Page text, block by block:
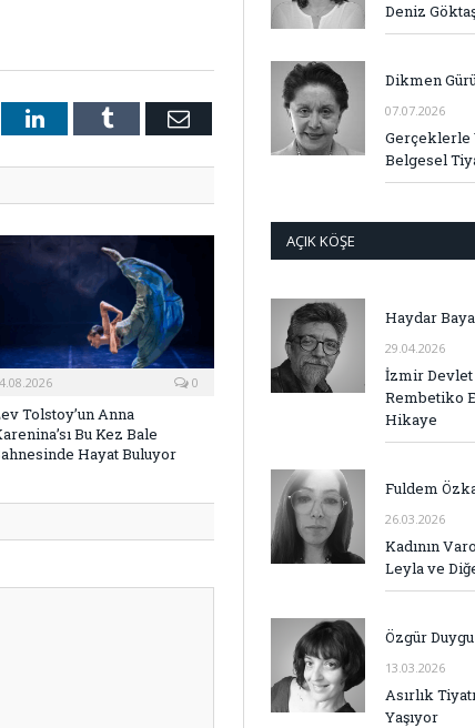
LinkedInTumblr E-
0
Tolstoy’un Anna
Bu Kez Bale
Hayat Buluyor
Deniz
Dikmen
07.07.2026
Gerçeklerle
Belgesel
AÇIK KÖŞE
Haydar
29.04.2026
İzmir Devlet
Rembetiko
Hikaye
Fuldem
26.03.2026
Kadının
Leyla ve
Özgür
13.03.2026
Asırlık
Yaşıyor